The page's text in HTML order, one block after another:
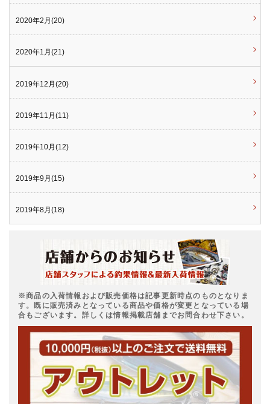
2020年2月(20)
2020年1月(21)
2019年12月(20)
2019年11月(11)
2019年10月(12)
2019年9月(15)
2019年8月(18)
※商品の入荷情報および販売価格は記事更新時点のものとなりま
す。既に販売済みとなっている商品や価格が変更となっている場
合もございます。詳しくは情報掲載店舗までお問合わせ下さい。